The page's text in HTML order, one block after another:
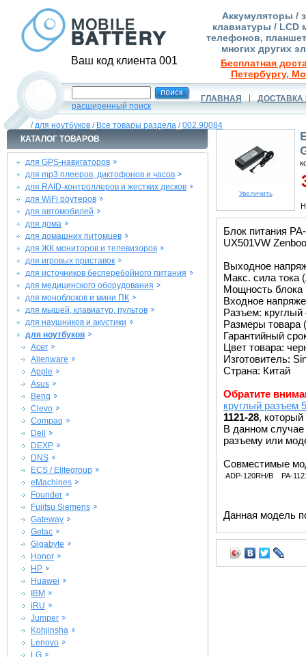
Ваш код клиента 001
Аккумуляторы /
клавиатуры / LCD
телефонов,
многих других
Бесплатная
Петербургу,
расширенный поиск
ГЛАВНАЯ ДОСТАВКА
/для ноутбуков / Все товары раздела /002.90084
КАТАЛОГ ТОВАРОВ
для GPS-навигаторов
для mp3 плееров, диктофонов и часов
для RAID-контроллеров и жестких дисков
для WiFi роутеров
для автомобилей
для дома
для домашних питомцев
для ЖК мониторов и телевизоров
для игровых приставок
для источников бесперебойного питания
для медицинского оборудования
для моноблоков и мини ПК
для мышей, клавиатур, пультов
для наушников и акустики
для ноутбуков
Acer
Alienware
Apple
Asus
Benq
Clevo
Compaq
Dell
DEXP
DNS
ECS / Elitegroup
eMachines
Founder
Fujitsu Siemens
Gateway
Getac
Gigabyte
Honor
HP
Huawei
IBM
iRU
Jumper
Kohjinsha
Lenovo
LG
Увеличить
Блок питания
UX501VW
Выходное
Макс. сила тока
Мощность блока
Входное
Разъем: круглый
Размеры товара
Гарантийный
Цвет товара:
Изготовитель:
Страна: Китай
Обратите
круглый разъем
1121-28,
В данном
разъему или
Совместимые
ADP-120RH/B PA-
Данная модель